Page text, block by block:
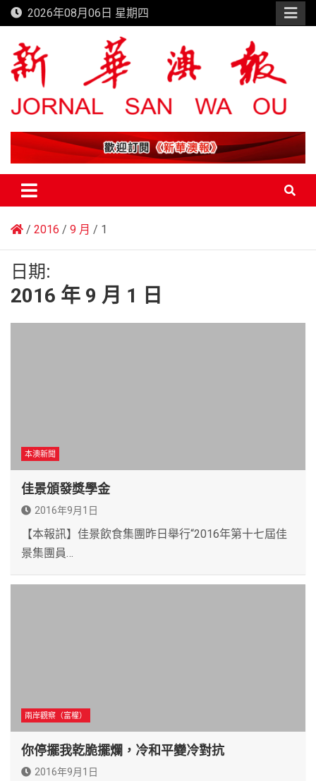
Skip
to
content
2026年08月06日 星期四
新華澳報
2016 9 月 1
日期:
2016 年 9 月 1 日
本澳新聞
佳景頒發獎學金
2016年9月1日
【本報訊】佳景飲食集團昨日舉行“2016年第十七屆佳
景集團員…
兩岸觀察（富權）
你停擺我乾脆擺爛，冷和平變冷對抗
2016年9月1日